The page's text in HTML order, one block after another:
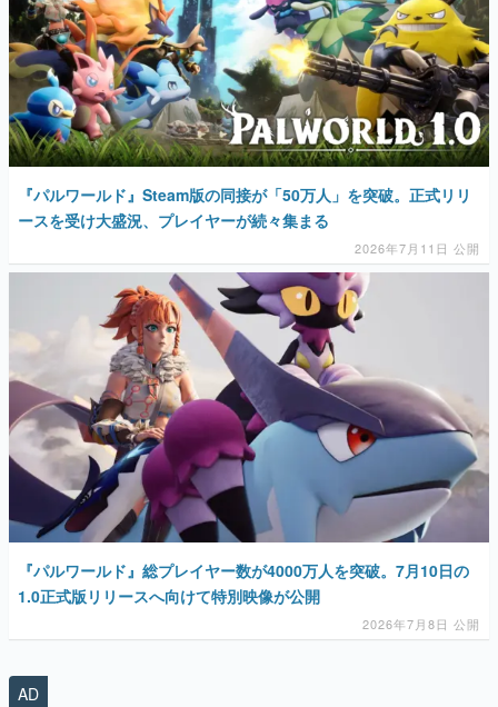
『パルワールド』Steam版の同接が「50万人」を突破。正式リリ
ースを受け大盛況、プレイヤーが続々集まる
2026年7月11日 公開
『パルワールド』総プレイヤー数が4000万人を突破。7月10日の
1.0正式版リリースへ向けて特別映像が公開
2026年7月8日 公開
AD